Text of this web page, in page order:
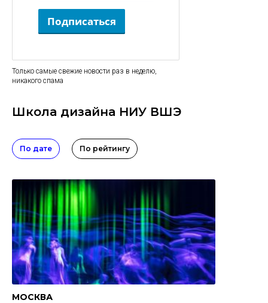
Подписаться
Только самые свежие новости раз в неделю,
никакого спама
Школа дизайна НИУ ВШЭ
По дате По рейтингу
МОСКВА